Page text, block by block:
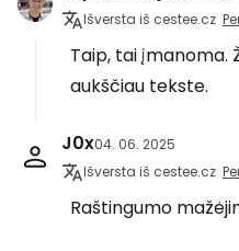
Išversta iš cestee.cz
Taip, tai įmanoma.
aukščiau tekste.
J0x04. 06. 2025
Išversta iš cestee.cz
Raštingumo